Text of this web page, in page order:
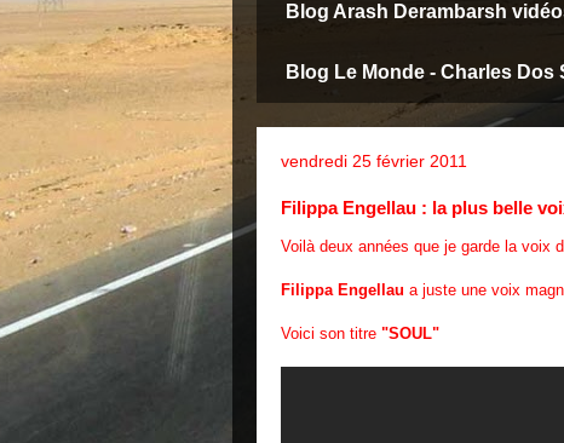
Blog Arash Derambarsh
Blog Le Monde - Charles Dos
vendredi 25 février 2011
Filippa Engellau : la plus belle
Voilà deux années que je garde la voix
Filippa Engellau a juste une voix
Voici son titre "SOUL"